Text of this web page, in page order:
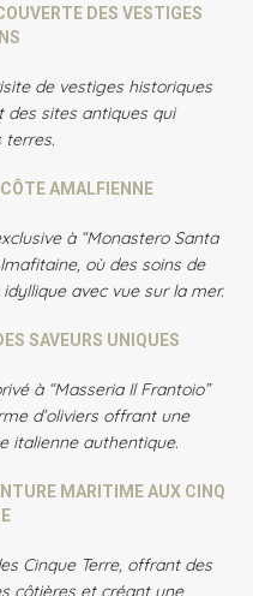
DES VESTIGES
de vestiges historiques
des sites antiques qui
terres.
AMALFIENNE
à “Monastero Santa
où des soins de
avec vue sur la mer.
SAVEURS UNIQUES
à “Masseria Il Frantoio”
d’oliviers offrant une
italienne authentique.
MARITIME AUX CINQ
Cinque Terre, offrant des